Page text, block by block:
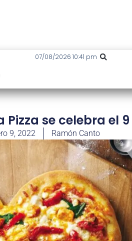
07/08/2026 10:41 pm
Pizza se celebra el
9, 2022 Ramón Canto